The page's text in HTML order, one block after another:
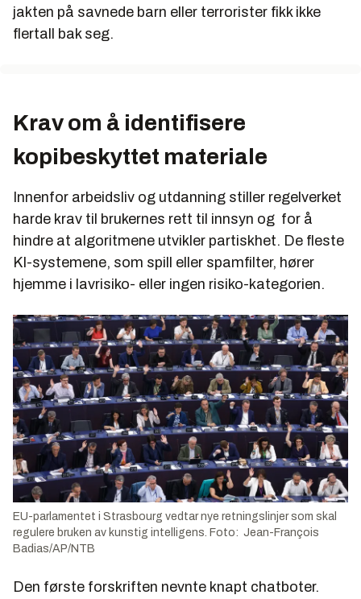
jakten på savnede barn eller terrorister fikk ikke
flertall bak seg.
Krav om å identifisere
kopibeskyttet materiale
Innenfor arbeidsliv og utdanning stiller regelverket
harde krav til brukernes rett til innsyn og for å
hindre at algoritmene utvikler partiskhet. De fleste
KI-systemene, som spill eller spamfilter, hører
hjemme i lavrisiko- eller ingen risiko-kategorien.
EU-parlamentet i Strasbourg vedtar nye retningslinjer som skal
regulere bruken av kunstig intelligens. Foto: Jean-François
Badias/AP/NTB
Den første forskriften nevnte knapt chatboter.